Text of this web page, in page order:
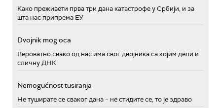
Како преживети прва три дана катастрофе у Србији, и за
шта нас припрема ЕУ
Dvojnik mog oca
Вероватно свако од нас има свог двојника са којим дели и
сличну ДНК
Nemogućnost tusiranja
Не туширате се сваког дана – не стидите се, то је здраво